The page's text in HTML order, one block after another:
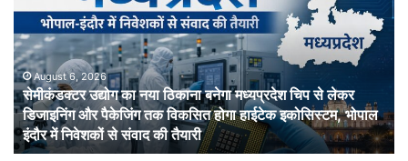
ठिकाना
बनेगा
मध्यप्रदेश
चिप
से
लेकर
डिजाइनिंग
August 6, 2026
सेमीकंडक्टर उद्योग का नया ठिकाना बनेगा मध्यप्रदेश चिप से लेकर
डिजाइनिंग और पैकेजिंग तक विकसित होगा हाईटेक इकोसिस्टम, भोपाल
इंदौर में निवेशकों से संवाद की तैयारी